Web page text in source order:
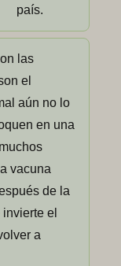
país.
las
el
aún no lo
en una
vacuna
de la
el
a